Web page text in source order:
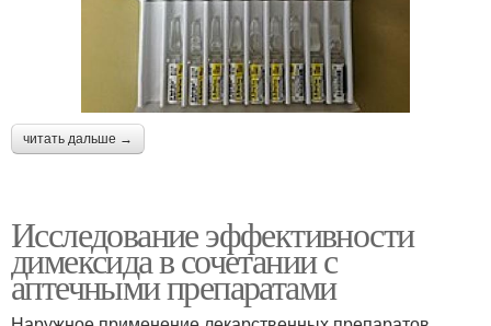
читать дальше →
Исследование эффективности
димексида в сочетании с
аптечными препаратами